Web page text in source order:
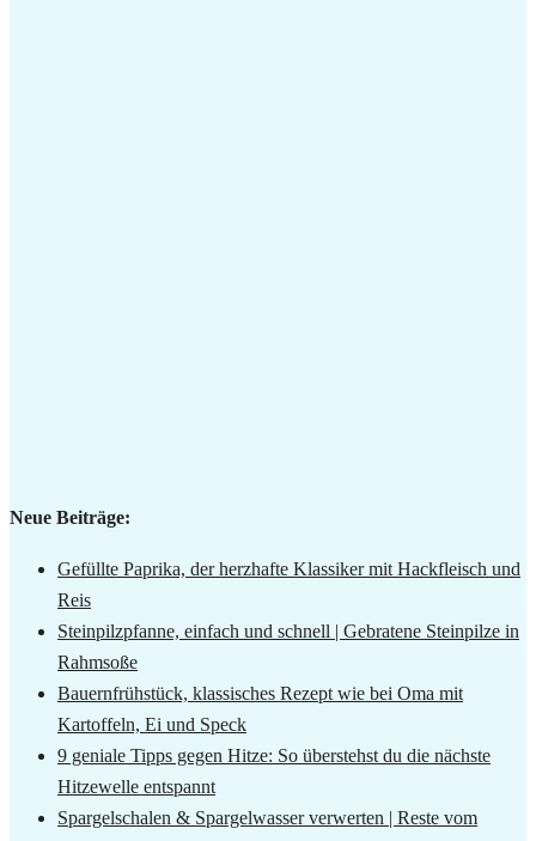
Neue Beiträge:
Gefüllte Paprika, der herzhafte Klassiker mit Hackfleisch und
Reis
Steinpilzpfanne, einfach und schnell | Gebratene Steinpilze in
Rahmsoße
Bauernfrühstück, klassisches Rezept wie bei Oma mit
Kartoffeln, Ei und Speck
9 geniale Tipps gegen Hitze: So überstehst du die nächste
Hitzewelle entspannt
Spargelschalen & Spargelwasser verwerten | Reste vom